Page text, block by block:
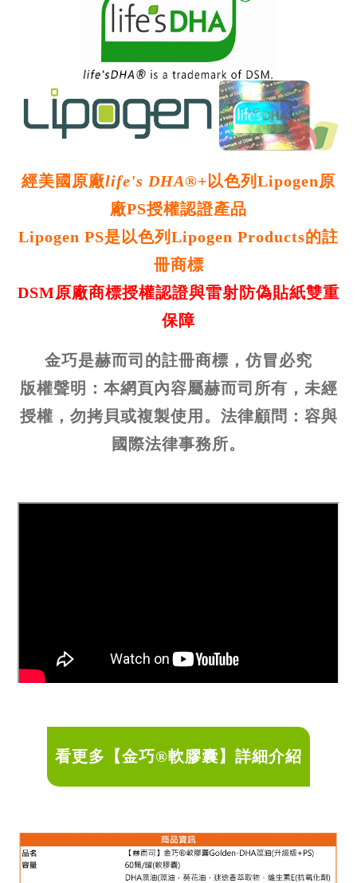
經美國原廠life's DHA®+以色列Lipogen原
廠PS授權認證產品
Lipogen PS是以色列Lipogen Products的註
冊商標
DSM原廠商標授權認證與雷射防偽貼紙雙重
保障
金巧是赫而司的註冊商標，仿冒必究
版權聲明：本網頁內容屬赫而司所有，未經
授權，勿拷貝或複製使用。法律顧問：容與
國際法律事務所。
看更多【金巧®軟膠囊】詳細介紹